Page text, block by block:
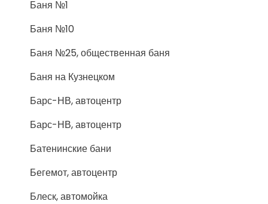
Баня №1
Баня №10
Баня №25, общественная баня
Баня на Кузнецком
Барс-НВ, автоцентр
Барс-НВ, автоцентр
Батенинские бани
Бегемот, автоцентр
Блеск, автомойка